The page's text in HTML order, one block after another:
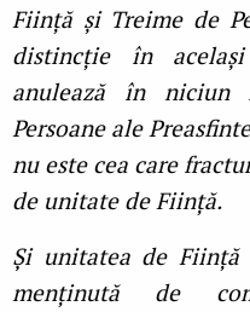
Ființă și Treime de
distincție în
anulează în niciun
Persoane ale
nu este cea care
de unitate de Ființă.
Și unitatea de Ființă
menținută de